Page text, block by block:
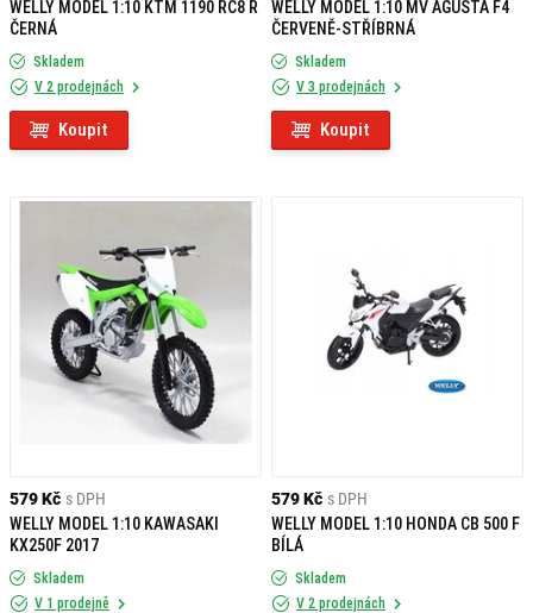
WELLY MODEL 1:10 KTM 1190 RC8 R
ČERNÁ
Skladem
V 2 prodejnách
Koupit
WELLY MODEL 1:10 MV AGUSTA F4
ČERVENĚ-STŘÍBRNÁ
Skladem
V 3 prodejnách
Koupit
579 Kč s DPH
WELLY MODEL 1:10 KAWASAKI
KX250F 2017
Skladem
V 1 prodejně
579 Kč s DPH
WELLY MODEL 1:10 HONDA CB 500 F
BÍLÁ
Skladem
V 2 prodejnách